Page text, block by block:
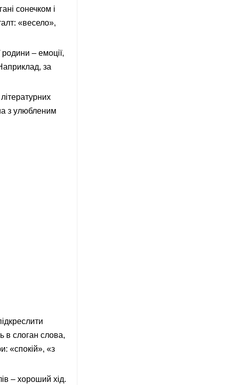
сонечком і
«весело»,
родини – емоції,
за
з улюбленим
в слоган слова,
«спокій», «з
– хороший хід.